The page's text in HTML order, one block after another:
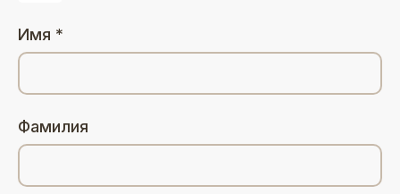
Имя *
Фамилия